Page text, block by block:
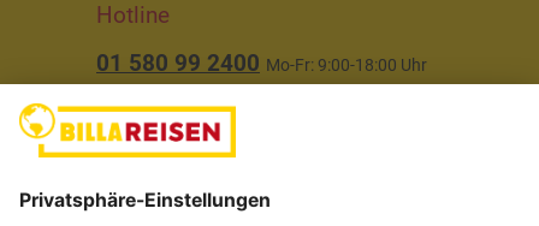
Hotline
01 580 99 2400 Mo-Fr: 9:00-18:00 Uhr
(ausgenommen Feiertage)
Über uns
Service